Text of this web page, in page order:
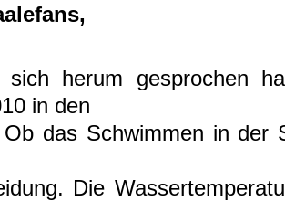
herum gesprochen
in den
Ob das Schwimmen in der
Die